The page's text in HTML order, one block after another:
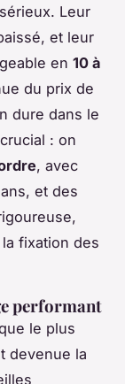
Leur
et leur
en 10 à
du prix de
dure dans le
: on
, avec
et des
fixation des
performant
le plus
devenue la